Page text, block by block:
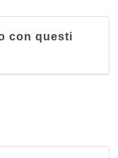
con questi